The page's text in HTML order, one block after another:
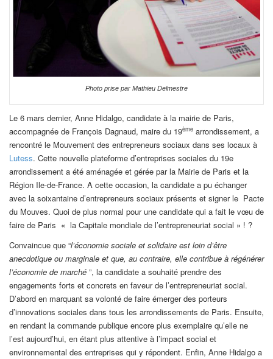
Photo prise par Mathieu Delmestre
Le 6 mars dernier, Anne Hidalgo, candidate à la mairie de Paris,
accompagnée de François Dagnaud, maire du 19ème arrondissement, a
rencontré le Mouvement des entrepreneurs sociaux dans ses locaux à
Lutess. Cette nouvelle plateforme d’entreprises sociales du 19e
arrondissement a été aménagée et gérée par la Mairie de Paris et la
Région Ile-de-France. A cette occasion, la candidate a pu échanger
avec la soixantaine d’entrepreneurs sociaux présents et signer le Pacte
du Mouves. Quoi de plus normal pour une candidate qui a fait le vœu de
faire de Paris « la Capitale mondiale de l’entrepreneuriat social » ! ?
Convaincue que “l’économie sociale et solidaire est loin d’être
anecdotique ou marginale et que, au contraire, elle contribue à régénérer
l’économie de marché ”, la candidate a souhaité prendre des
engagements forts et concrets en faveur de l’entrepreneuriat social.
D’abord en marquant sa volonté de faire émerger des porteurs
d’innovations sociales dans tous les arrondissements de Paris. Ensuite,
en rendant la commande publique encore plus exemplaire qu’elle ne
l’est aujourd’hui, en étant plus attentive à l’impact social et
environnemental des entreprises qui y répondent. Enfin, Anne Hidalgo a